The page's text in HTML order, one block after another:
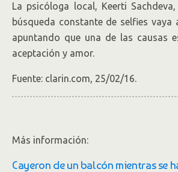
La psicóloga local, Keerti
búsqueda constante de selfies vaya
apuntando que una de las causas
aceptación y amor.
Fuente: clarin.com, 25/02/16.
Más información:
Cayeron de un balcón mientras se